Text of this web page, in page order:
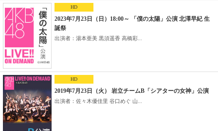
HD
2023年7月23日（日）18:00～ 「僕の太陽」公演 北澤早紀 生
誕祭
出演者：湯本亜美 黒須遥香 高橋彩...
HD
2019年7月23日（火） 岩立チームB「シアターの女神」公演
出演者：佐々木優佳里 谷口めぐ 山...